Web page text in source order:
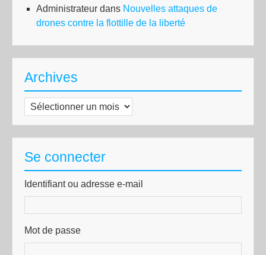
Administrateur dans Nouvelles attaques de
drones contre la flottille de la liberté
Archives
Archives
Se connecter
Identifiant ou adresse e-mail
Mot de passe